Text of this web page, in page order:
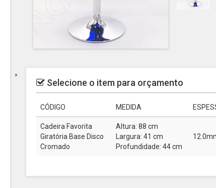
Selecione o item para orçamento
CÓDIGO MEDIDA
Cadeira Favorita
Giratória Base Disco
Cromado
Altura: 88 cm
Largura: 41 cm
Profundidade: 44 cm